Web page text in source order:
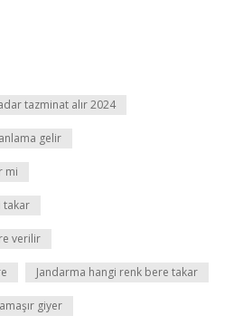
tazminat alır 2024
gelir
mi
takar
verilir
Jandarma hangi renk bere takar
giyer